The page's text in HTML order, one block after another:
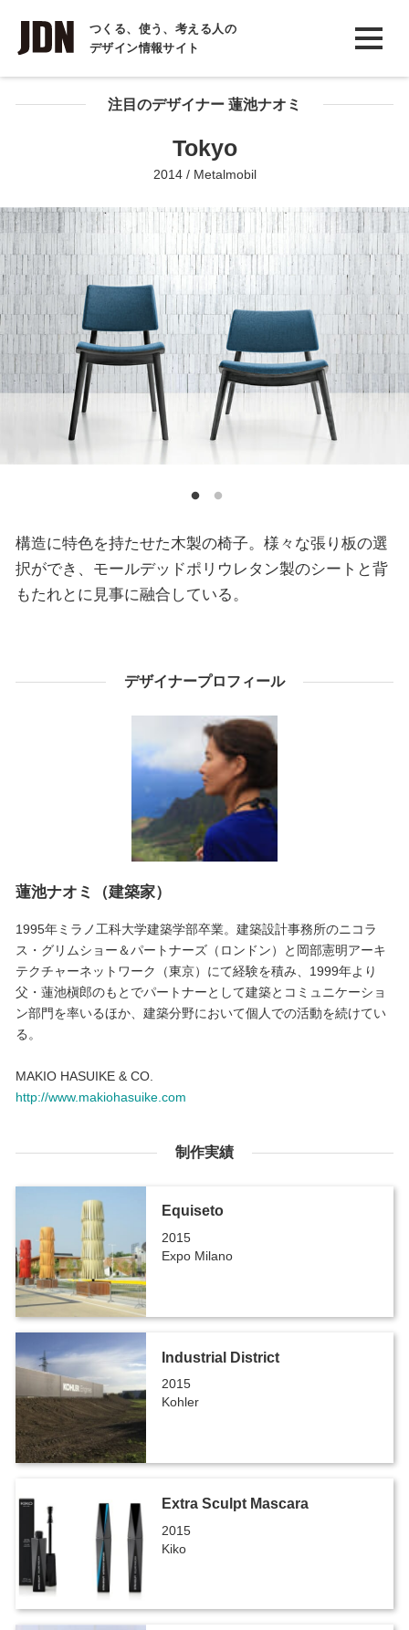
つくる、使う、考える人の
デザイン情報サイト
INTERVIEW
インタビュー
REPORT注目のデザイナー 蓮池ナオミ
Tokyo
2014 / Metalmobil
構造に特色を持たせた木製の椅子。様々な張り板の選
択ができ、モールデッドポリウレタン製のシートと背
もたれとに見事に融合している。
デザイナープロフィール
蓮池ナオミ（建築家）
1995年ミラノ工科大学建築学部卒業。建築設計事務所のニコラ
ス・グリムショー＆パートナーズ（ロンドン）と岡部憲明アーキ
テクチャーネットワーク（東京）にて経験を積み、1999年より
父・蓮池槇郎のもとでパートナーとして建築とコミュニケーショ
ン部門を率いるほか、建築分野において個人での活動を続けてい
る。
MAKIO HASUIKE & CO.
http://www.makiohasuike.com
制作実績
Equiseto
2015
Expo Milano
Industrial District
2015
Kohler
Extra Sculpt Mascara
2015
Kiko